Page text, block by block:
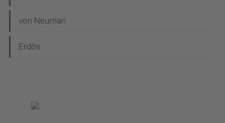
von Neuman
Erdös